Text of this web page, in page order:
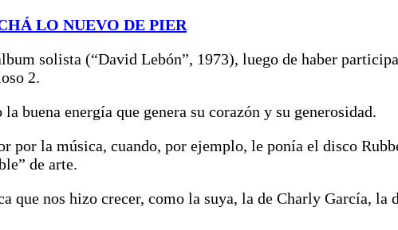
LO NUEVO DE PIER
solista (“David Lebón”, 1973), luego de haber
2.
buena energía que genera su corazón y su generosidad.
por la música, cuando, por ejemplo, le ponía el disco
de arte.
que nos hizo crecer, como la suya, la de Charly García,